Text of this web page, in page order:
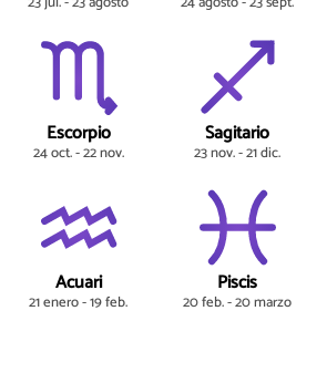
Escorpio
24 oct. - 22 nov.
Sagitario
23 nov. - 21 dic.
Acuari
21 enero - 19 feb.
Piscis
20 feb. - 20 marzo